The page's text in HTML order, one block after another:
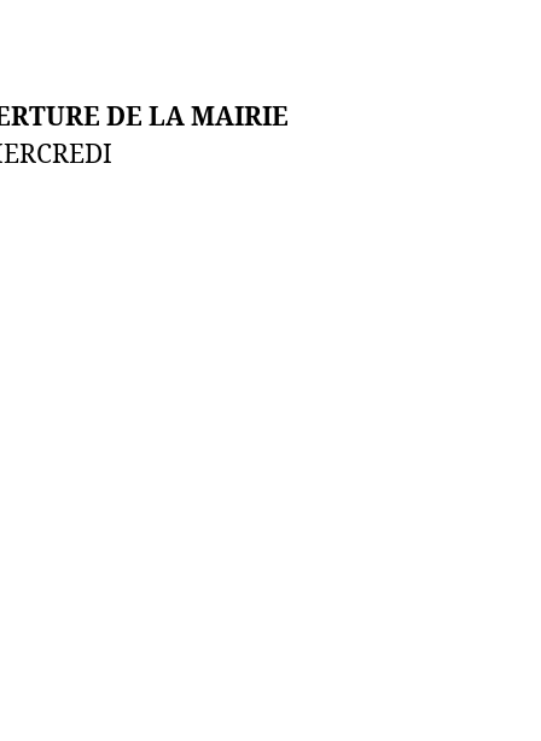
DE LA MAIRIE